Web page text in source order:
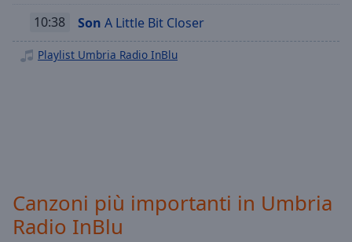
selected
Subtitles
off ,
selected
10:38 Son A Little Bit Closer
Playlist Umbria Radio InBlu
Canzoni più importanti in Umbria
Radio InBlu